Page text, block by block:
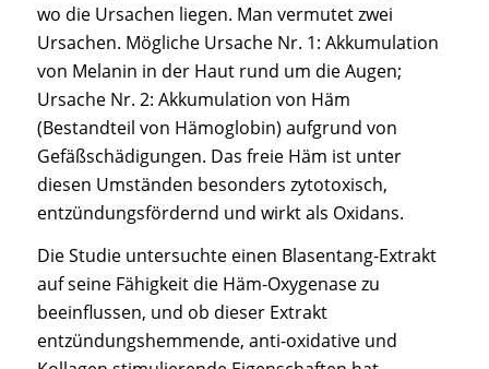
wo die Ursachen liegen. Man vermutet zwei
Ursachen. Mögliche Ursache Nr. 1: Akkumulation
von Melanin in der Haut rund um die Augen;
Ursache Nr. 2: Akkumulation von Häm
(Bestandteil von Hämoglobin) aufgrund von
Gefäßschädigungen. Das freie Häm ist unter
diesen Umständen besonders zytotoxisch,
entzündungsfördernd und wirkt als Oxidans.
Die Studie untersuchte einen Blasentang-Extrakt
auf seine Fähigkeit die Häm-Oxygenase zu
beeinflussen, und ob dieser Extrakt
entzündungshemmende, anti-oxidative und